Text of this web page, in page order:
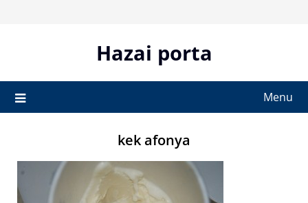
Hazai porta
Menu
kek afonya